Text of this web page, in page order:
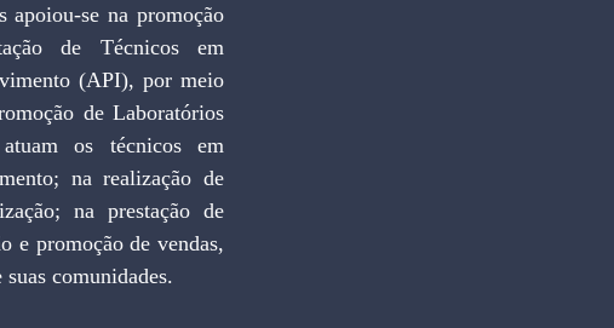
apoiou-se na promoção
de Técnicos em
(API), por meio
de Laboratórios
os técnicos em
na realização de
na prestação de
e promoção de vendas,
comunidades.